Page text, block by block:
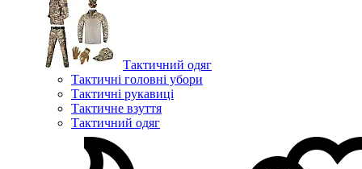
Тактичний одяг
Тактичні головні убори
Тактичні рукавиці
Тактичне взуття
Тактичний одяг